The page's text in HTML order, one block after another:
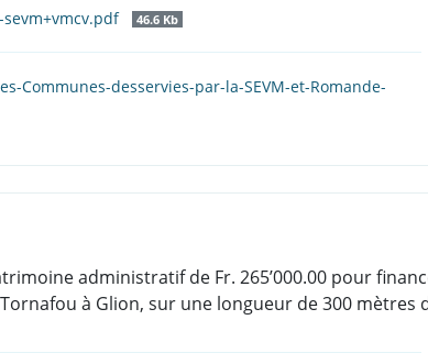
46.6 Kb
Communes-desservies-par-la-SEVM-et-Romande-
administratif de Fr. 265’000.00 pour
à Glion, sur une longueur de 300 mètres